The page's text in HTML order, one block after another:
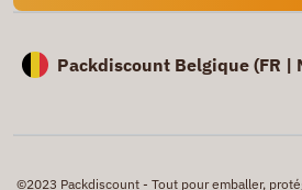
Packdiscount Belgique (FR |
©2023 Packdiscount - Tout pour emballer,